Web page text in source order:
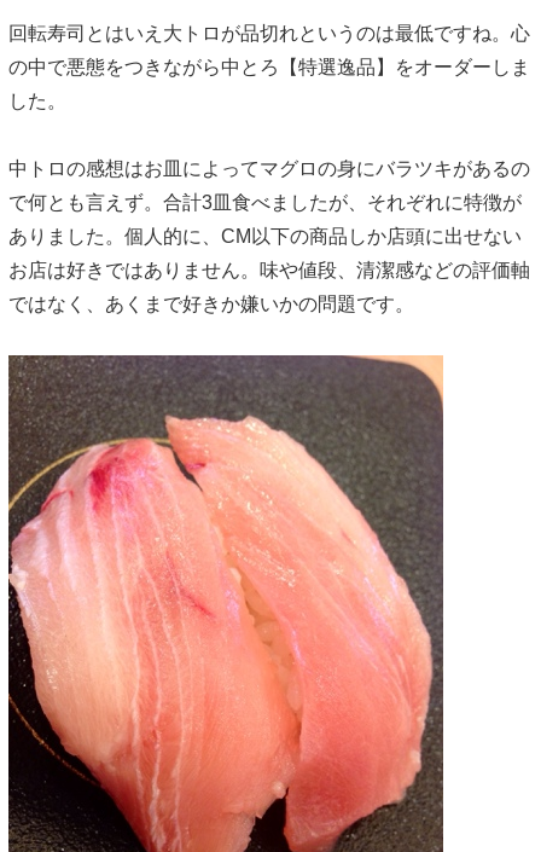
回転寿司とはいえ大トロが品切れというのは最低ですね。心
の中で悪態をつきながら中とろ【特選逸品】をオーダーしま
した。
中トロの感想はお皿によってマグロの身にバラツキがあるの
で何とも言えず。合計3皿食べましたが、それぞれに特徴が
ありました。個人的に、CM以下の商品しか店頭に出せない
お店は好きではありません。味や値段、清潔感などの評価軸
ではなく、あくまで好きか嫌いかの問題です。